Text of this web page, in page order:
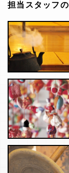
担当スタッフ